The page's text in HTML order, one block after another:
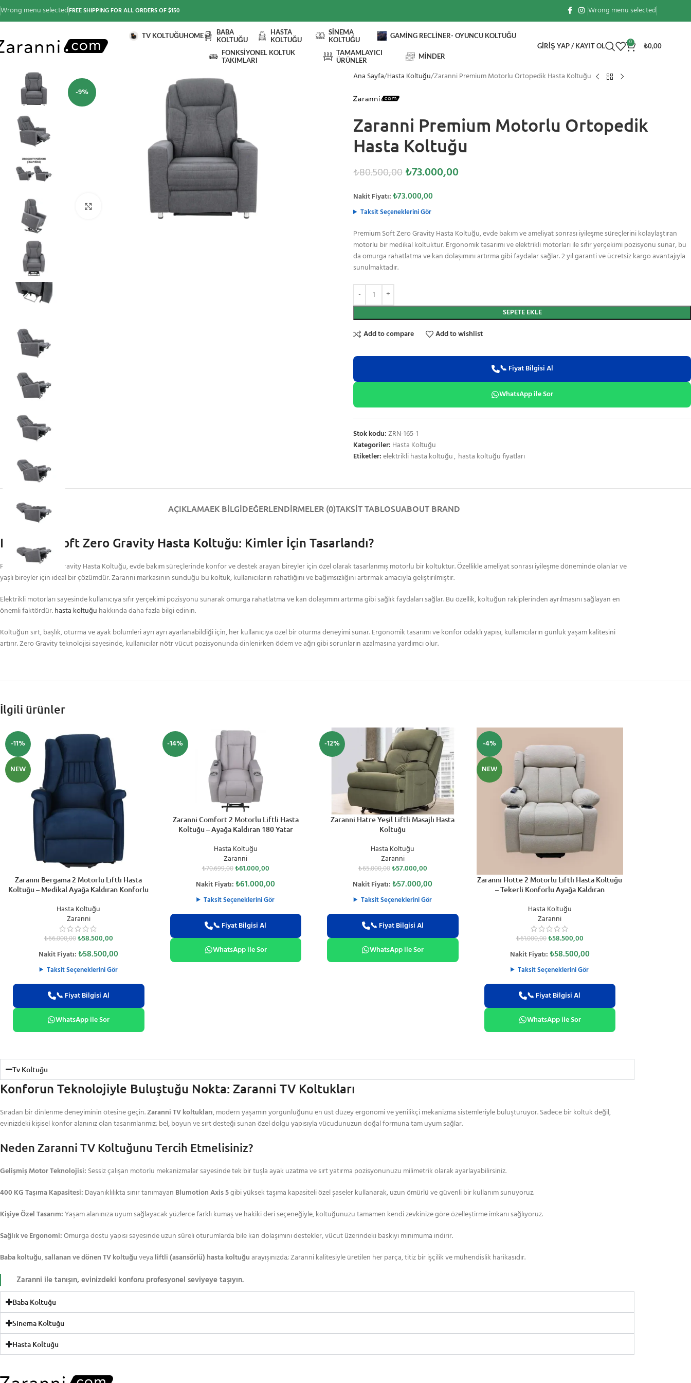
Wrong menu selectedFREE SHIPPING FOR ALL ORDERS OF $150 Wrong menu selected
TV KOLTUĞUHOME
BABA
KOLTUĞU
HASTA
KOLTUĞU
SINEMA
KOLTUĞU
GAMING RECLINER- OYUNCU KOLTUĞU
FONKSIYONEL KOLTUK
TAKIMLARI
TAMAMLAYICI
ÜRÜNLER
MINDER
GIRIŞ YAP / KAYIT OL 0 ₺0,00
-9%
Büyütmek için tıklayınız
Ana Sayfa Hasta Koltuğu Zaranni Premium Motorlu Ortopedik Hasta Koltuğu
Zaranni Premium Motorlu Ortopedik
Hasta Koltuğu
₺80.500,00₺73.000,00
Nakit Fiyatı: ₺73.000,00
Taksit Seçeneklerini Gör
Premium Soft Zero Gravity Hasta Koltuğu, evde bakım ve ameliyat sonrası iyileşme süreçlerini kolaylaştıran
motorlu bir medikal koltuktur. Ergonomik tasarımı ve elektrikli motorları ile sıfır yerçekimi pozisyonu sunar, bu
da omurga rahatlatma ve kan dolaşımını artırma gibi faydalar sağlar. 2 yıl garanti ve ücretsiz kargo avantajıyla
sunulmaktadır.
SEPETE EKLE
Add to compare
Add to wishlist
📞 Fiyat Bilgisi Al
WhatsApp ile Sor
Stok kodu:ZRN-165-1
Kategoriler: Hasta Koltuğu
Etiketler:elektrikli hasta koltuğu, hasta koltuğu fiyatları
AÇIKLAMAEK BILGIDEĞERLENDIRMELER (0)TAKSIT TABLOSUABOUT BRAND
Premium Soft Zero Gravity Hasta Koltuğu: Kimler İçin Tasarlandı?
Premium Soft Zero Gravity Hasta Koltuğu, evde bakım süreçlerinde konfor ve destek arayan bireyler için özel olarak tasarlanmış motorlu bir koltuktur. Özellikle ameliyat sonrası iyileşme döneminde olanlar ve
yaşlı bireyler için ideal bir çözümdür. Zaranni markasının sunduğu bu koltuk, kullanıcıların rahatlığını ve bağımsızlığını artırmak amacıyla geliştirilmiştir.
Elektrikli motorları sayesinde kullanıcıya sıfır yerçekimi pozisyonu sunarak omurga rahatlatma ve kan dolaşımını artırma gibi sağlık faydaları sağlar. Bu özellik, koltuğun rakiplerinden ayrılmasını sağlayan en
önemli faktördür.hasta koltuğu hakkında daha fazla bilgi edinin.
Koltuğun sırt, başlık, oturma ve ayak bölümleri ayrı ayrı ayarlanabildiği için, her kullanıcıya özel bir oturma deneyimi sunar. Ergonomik tasarımı ve konfor odaklı yapısı, kullanıcıların günlük yaşam kalitesini
artırır. Zero Gravity teknolojisi sayesinde, kullanıcılar nötr vücut pozisyonunda dinlenirken ödem ve ağrı gibi sorunların azalmasına yardımcı olur.
İlgili ürünler
-11%
NEW
SEPETE EKLE
Zaranni Bergama 2 Motorlu Liftli Hasta
Koltuğu – Medikal Ayağa Kaldıran Konforlu
Hasta Koltuğu
Zaranni
₺66.000,00₺58.500,00
Nakit Fiyatı: ₺58.500,00
Taksit Seçeneklerini Gör
📞 Fiyat Bilgisi Al
WhatsApp ile Sor
-14%
SEPETE EKLE
Zaranni Comfort 2 Motorlu Liftli Hasta
Koltuğu – Ayağa Kaldıran 180 Yatar
Hasta Koltuğu
Zaranni
₺70.699,00₺61.000,00
Nakit Fiyatı: ₺61.000,00
Taksit Seçeneklerini Gör
📞 Fiyat Bilgisi Al
WhatsApp ile Sor
-12%
SEPETE EKLE
Zaranni Hatre Yeşil Liftli Masajlı Hasta
Koltuğu
Hasta Koltuğu
Zaranni
₺65.000,00₺57.000,00
Nakit Fiyatı: ₺57.000,00
Taksit Seçeneklerini Gör
📞 Fiyat Bilgisi Al
WhatsApp ile Sor
-4%
NEW
SEPETE EKLE
Zaranni Hotte 2 Motorlu Liftli Hasta Koltuğu
– Tekerli Konforlu Ayağa Kaldıran
Hasta Koltuğu
Zaranni
₺61.000,00₺58.500,00
Nakit Fiyatı: ₺58.500,00
Taksit Seçeneklerini Gör
📞 Fiyat Bilgisi Al
WhatsApp ile Sor
Tv Koltuğu
Konforun Teknolojiyle Buluştuğu Nokta: Zaranni TV Koltukları
Sıradan bir dinlenme deneyiminin ötesine geçin.Zaranni TV koltukları, modern yaşamın yorgunluğunu en üst düzey ergonomi ve yenilikçi mekanizma sistemleriyle buluşturuyor. Sadece bir koltuk değil,
evinizdeki kişisel konfor alanınız olan tasarımlarımız; bel, boyun ve sırt desteği sunan özel dolgu yapısıyla vücudunuzun doğal formuna tam uyum sağlar.
Neden Zaranni TV Koltuğunu Tercih Etmelisiniz?
Gelişmiş Motor Teknolojisi: Sessiz çalışan motorlu mekanizmalar sayesinde tek bir tuşla ayak uzatma ve sırt yatırma pozisyonunuzu milimetrik olarak ayarlayabilirsiniz.
400 KG Taşıma Kapasitesi: Dayanıklılıkta sınır tanımayan Blumotion Axis 5gibi yüksek taşıma kapasiteli özel şaseler kullanarak, uzun ömürlü ve güvenli bir kullanım sunuyoruz.
Kişiye Özel Tasarım:Yaşam alanınıza uyum sağlayacak yüzlerce farklı kumaş ve hakiki deri seçeneğiyle, koltuğunuzu tamamen kendi zevkinize göre özelleştirme imkanı sağlıyoruz.
Sağlık ve Ergonomi:Omurga dostu yapısı sayesinde uzun süreli oturumlarda bile kan dolaşımını destekler, vücut üzerindeki baskıyı minimuma indirir.
Baba koltuğu,sallanan ve dönen TV koltuğuveya liftli (asansörlü) hasta koltuğuarayışınızda; Zaranni kalitesiyle üretilen her parça, titiz bir işçilik ve mühendislik harikasıdır.
Zaranni ile tanışın, evinizdeki konforu profesyonel seviyeye taşıyın.
Baba Koltuğu
Sinema Koltuğu
Hasta Koltuğu